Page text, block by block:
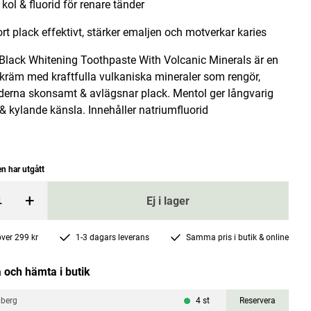
Lägg i varukorgen
& fluorid för renare tänder
plack effektivt, stärker emaljen och motverkar karies
Whitening Toothpaste With Volcanic Minerals är en
med kraftfulla vulkaniska mineraler som rengör,
skonsamt & avlägsnar plack. Mentol ger långvarig
kylande känsla. Innehåller natriumfluorid
har utgått
+ Ej i lager
299 kr 1-3 dagars leverans Samma pris i butik & online
och hämta i butik
4 st Reservera